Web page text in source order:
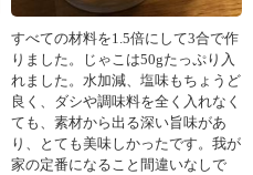
すべての材料を1.5倍にして3合で作
りました。じゃこは50gたっぷり入
れました。水加減、塩味もちょうど
良く、ダシや調味料を全く入れなく
ても、素材から出る深い旨味があ
り、とても美味しかったです。我が
家の定番になること間違いなしで